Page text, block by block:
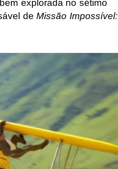
explorada no sétimo
deMissão Impossível: